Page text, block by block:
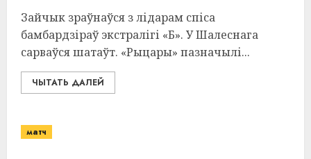
Зайчык зраўнаўся з лідарам спіса
бамбардзіраў экстралігі «Б». У Шалеснага
сарваўся шатаўт. «Рыцары» пазначылі...
ЧЫТАТЬ ДАЛЕЙ
матч